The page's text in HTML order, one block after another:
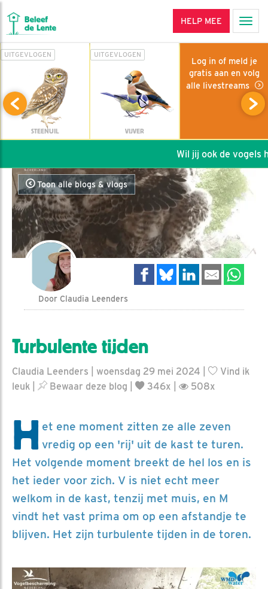
HELP MEE
UITGEVLOGEN
STEENUIL
UITGEVLOGEN
VIJVER
Log in of meld je
gratis aan en volg
alle livestreams
Wil jij ook de vogels
Toon alle blogs & vlogs
Door Claudia Leenders
Turbulente tijden
Claudia Leenders | woensdag 29 mei 2024 |
Vind ik
leuk
Bewaar deze blog 346x | 508x
H et ene moment zitten ze alle zeven
vredig op een 'rij' uit de kast te turen.
Het volgende moment breekt de hel los en is
het ieder voor zich. V is niet echt meer
welkom in de kast, tenzij met muis, en M
vindt het vast prima om op een afstandje te
blijven. Het zijn turbulente tijden in de toren.